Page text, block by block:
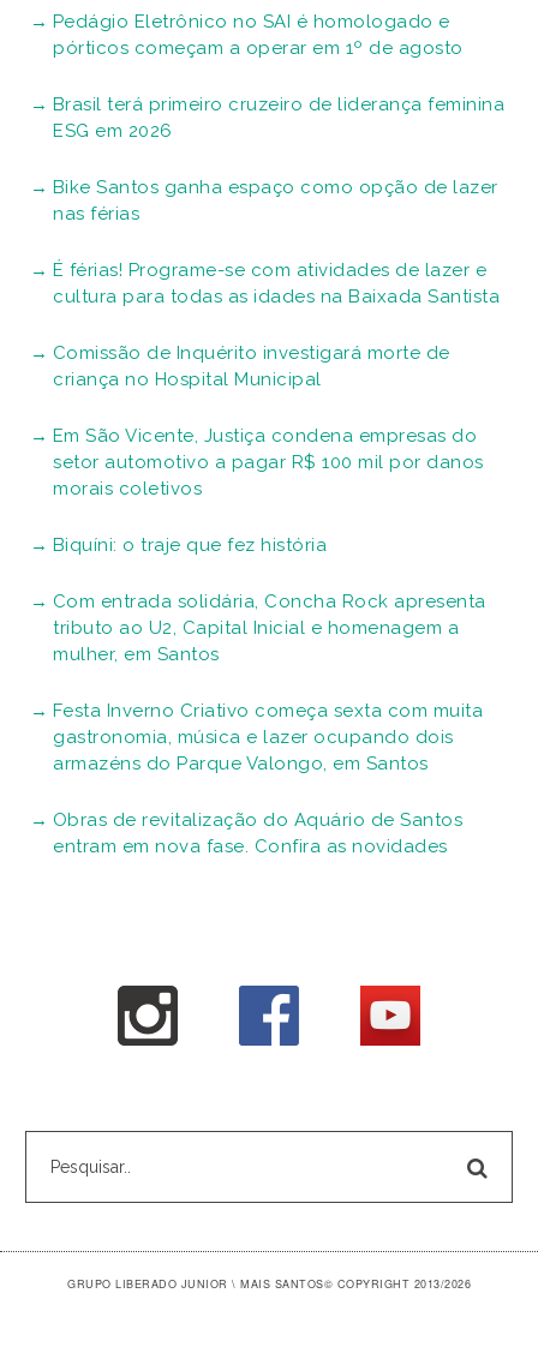
Pedágio Eletrônico no SAI é homologado e
pórticos começam a operar em 1º de agosto
Brasil terá primeiro cruzeiro de liderança feminina
ESG em 2026
Bike Santos ganha espaço como opção de lazer
nas férias
É férias! Programe-se com atividades de lazer e
cultura para todas as idades na Baixada Santista
Comissão de Inquérito investigará morte de
criança no Hospital Municipal
Em São Vicente, Justiça condena empresas do
setor automotivo a pagar R$ 100 mil por danos
morais coletivos
Biquíni: o traje que fez história
Com entrada solidária, Concha Rock apresenta
tributo ao U2, Capital Inicial e homenagem a
mulher, em Santos
Festa Inverno Criativo começa sexta com muita
gastronomia, música e lazer ocupando dois
armazéns do Parque Valongo, em Santos
Obras de revitalização do Aquário de Santos
entram em nova fase. Confira as novidades
GRUPO LIBERADO JUNIOR \ MAIS SANTOS© COPYRIGHT 2013/2026